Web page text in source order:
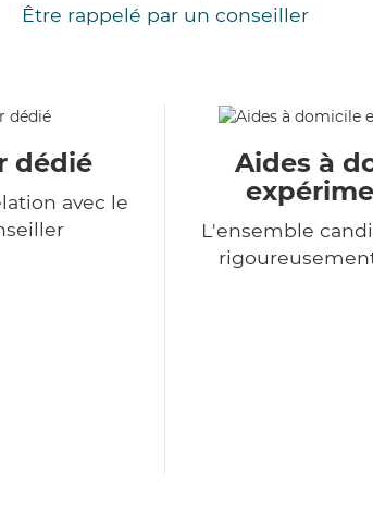
Être rappelé par un conseiller
dédié
avec le
Aides à
L'ensemble